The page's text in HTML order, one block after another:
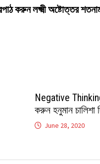
করুন লক্ষ্মী অষ্টোত্তর
Negative
করুন হনুমান চালিশা
June 28, 2020